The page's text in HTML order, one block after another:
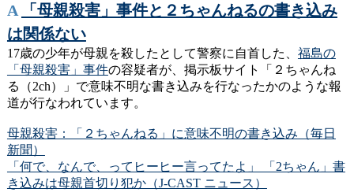
A
「母親殺害」事件と２ちゃんねるの書き込み
は関係ない
17歳の少年が母親を殺したとして警察に自首した、 福島の
「母親殺害」事件の容疑者が、掲示板サイト「２ちゃんね
る（2ch）」で意味不明な書き込みを行なったかのような報
道が行なわれています。
母親殺害：「２ちゃんねる」に意味不明の書き込み（毎日
新聞）
「何で、なんで、ってヒーヒー言ってたよ」 「2ちゃん」書
き込みは母親首切り犯か（J-CAST ニュース）